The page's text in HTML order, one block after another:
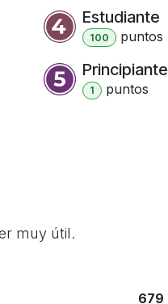
Estudiante
100 puntos
Principiante
1 puntos
muy útil.
679